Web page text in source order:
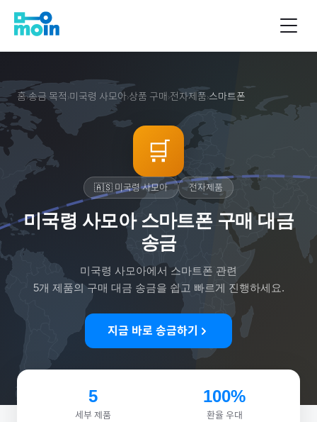
홈›송금 목적 ›미국령 사모아›상품 구매 ›전자제품›스마트폰
🛒
🇦🇸 미국령 사모아 전자제품
미국령 사모아 스마트폰 구매 대금
송금
미국령 사모아에서스마트폰 관련
5개 제품의 구매 대금 송금을 쉽고 빠르게 진행하세요.
지금 바로 송금하기
5
세부 제품
100%
환율 우대